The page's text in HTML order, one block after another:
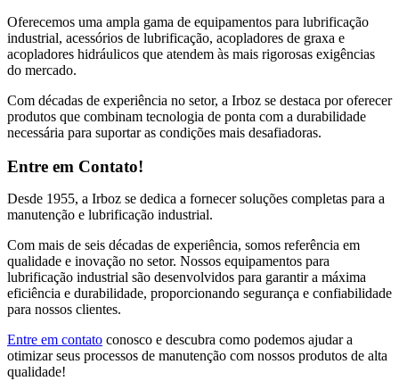
Oferecemos uma ampla gama de equipamentos para lubrificação
industrial, acessórios de lubrificação, acopladores de graxa e
acopladores hidráulicos que atendem às mais rigorosas exigências
do mercado.
Com décadas de experiência no setor, a Irboz se destaca por oferecer
produtos que combinam tecnologia de ponta com a durabilidade
necessária para suportar as condições mais desafiadoras.
Entre em Contato!
Desde 1955, a Irboz se dedica a fornecer soluções completas para a
manutenção e lubrificação industrial.
Com mais de seis décadas de experiência, somos referência em
qualidade e inovação no setor. Nossos equipamentos para
lubrificação industrial são desenvolvidos para garantir a máxima
eficiência e durabilidade, proporcionando segurança e confiabilidade
para nossos clientes.
Entre em contato conosco e descubra como podemos ajudar a
otimizar seus processos de manutenção com nossos produtos de alta
qualidade!